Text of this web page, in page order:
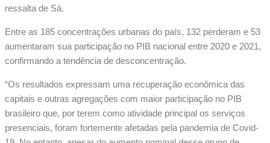
ressalta de Sá.
Entre as 185 concentrações urbanas do país, 132 perderam e 53
aumentaram sua participação no PIB nacional entre 2020 e 2021,
confirmando a tendência de desconcentração.
“Os resultados expressam uma recuperação econômica das
capitais e outras agregações com maior participação no PIB
brasileiro que, por terem como atividade principal os serviços
presenciais, foram fortemente afetadas pela pandemia de Covid-